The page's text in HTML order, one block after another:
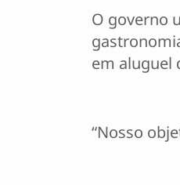
O governo
em aluguel
“Nosso